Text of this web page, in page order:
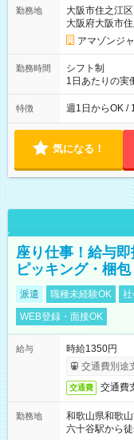
勤務地
大阪市住之江区
大阪府大阪市
アマゾンジ
勤務時間
シフト制
1日あたりの実
社後、就業可
特徴 週1日からOK /
気になる！
座り仕事！給与
ピッキング・梱包
派遣 職種未経験OK
WEB登録・面接OK
給与
時給1350円
交通費別途
交通費 交通費
勤務地
和歌山県和歌
六十谷駅から